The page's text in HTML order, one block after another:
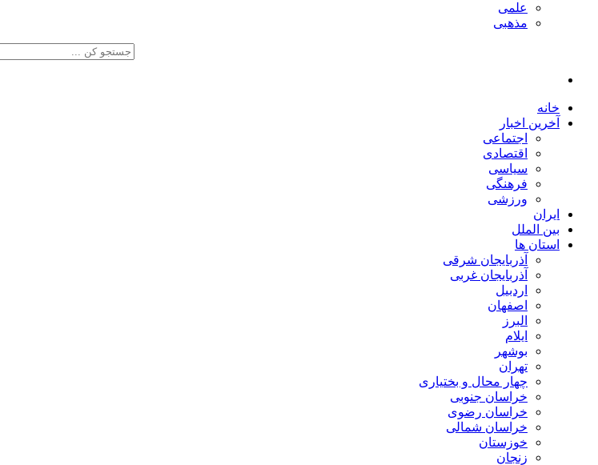
علمی
مذهبی
خانه
آخرین اخبار
اجتماعی
اقتصادی
سیاسی
فرهنگی
ورزشی
ایران
بین الملل
استان ها
آذربایجان شرقی
آذربایجان غربی
اردبیل
اصفهان
البرز
ایلام
بوشهر
تهران
چهار محال و بختیاری
خراسان جنوبی
خراسان رضوی
خراسان شمالی
خوزستان
زنجان